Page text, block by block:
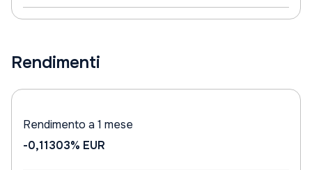
Rendimenti
Rendimento a 1 mese
-0,11303% EUR